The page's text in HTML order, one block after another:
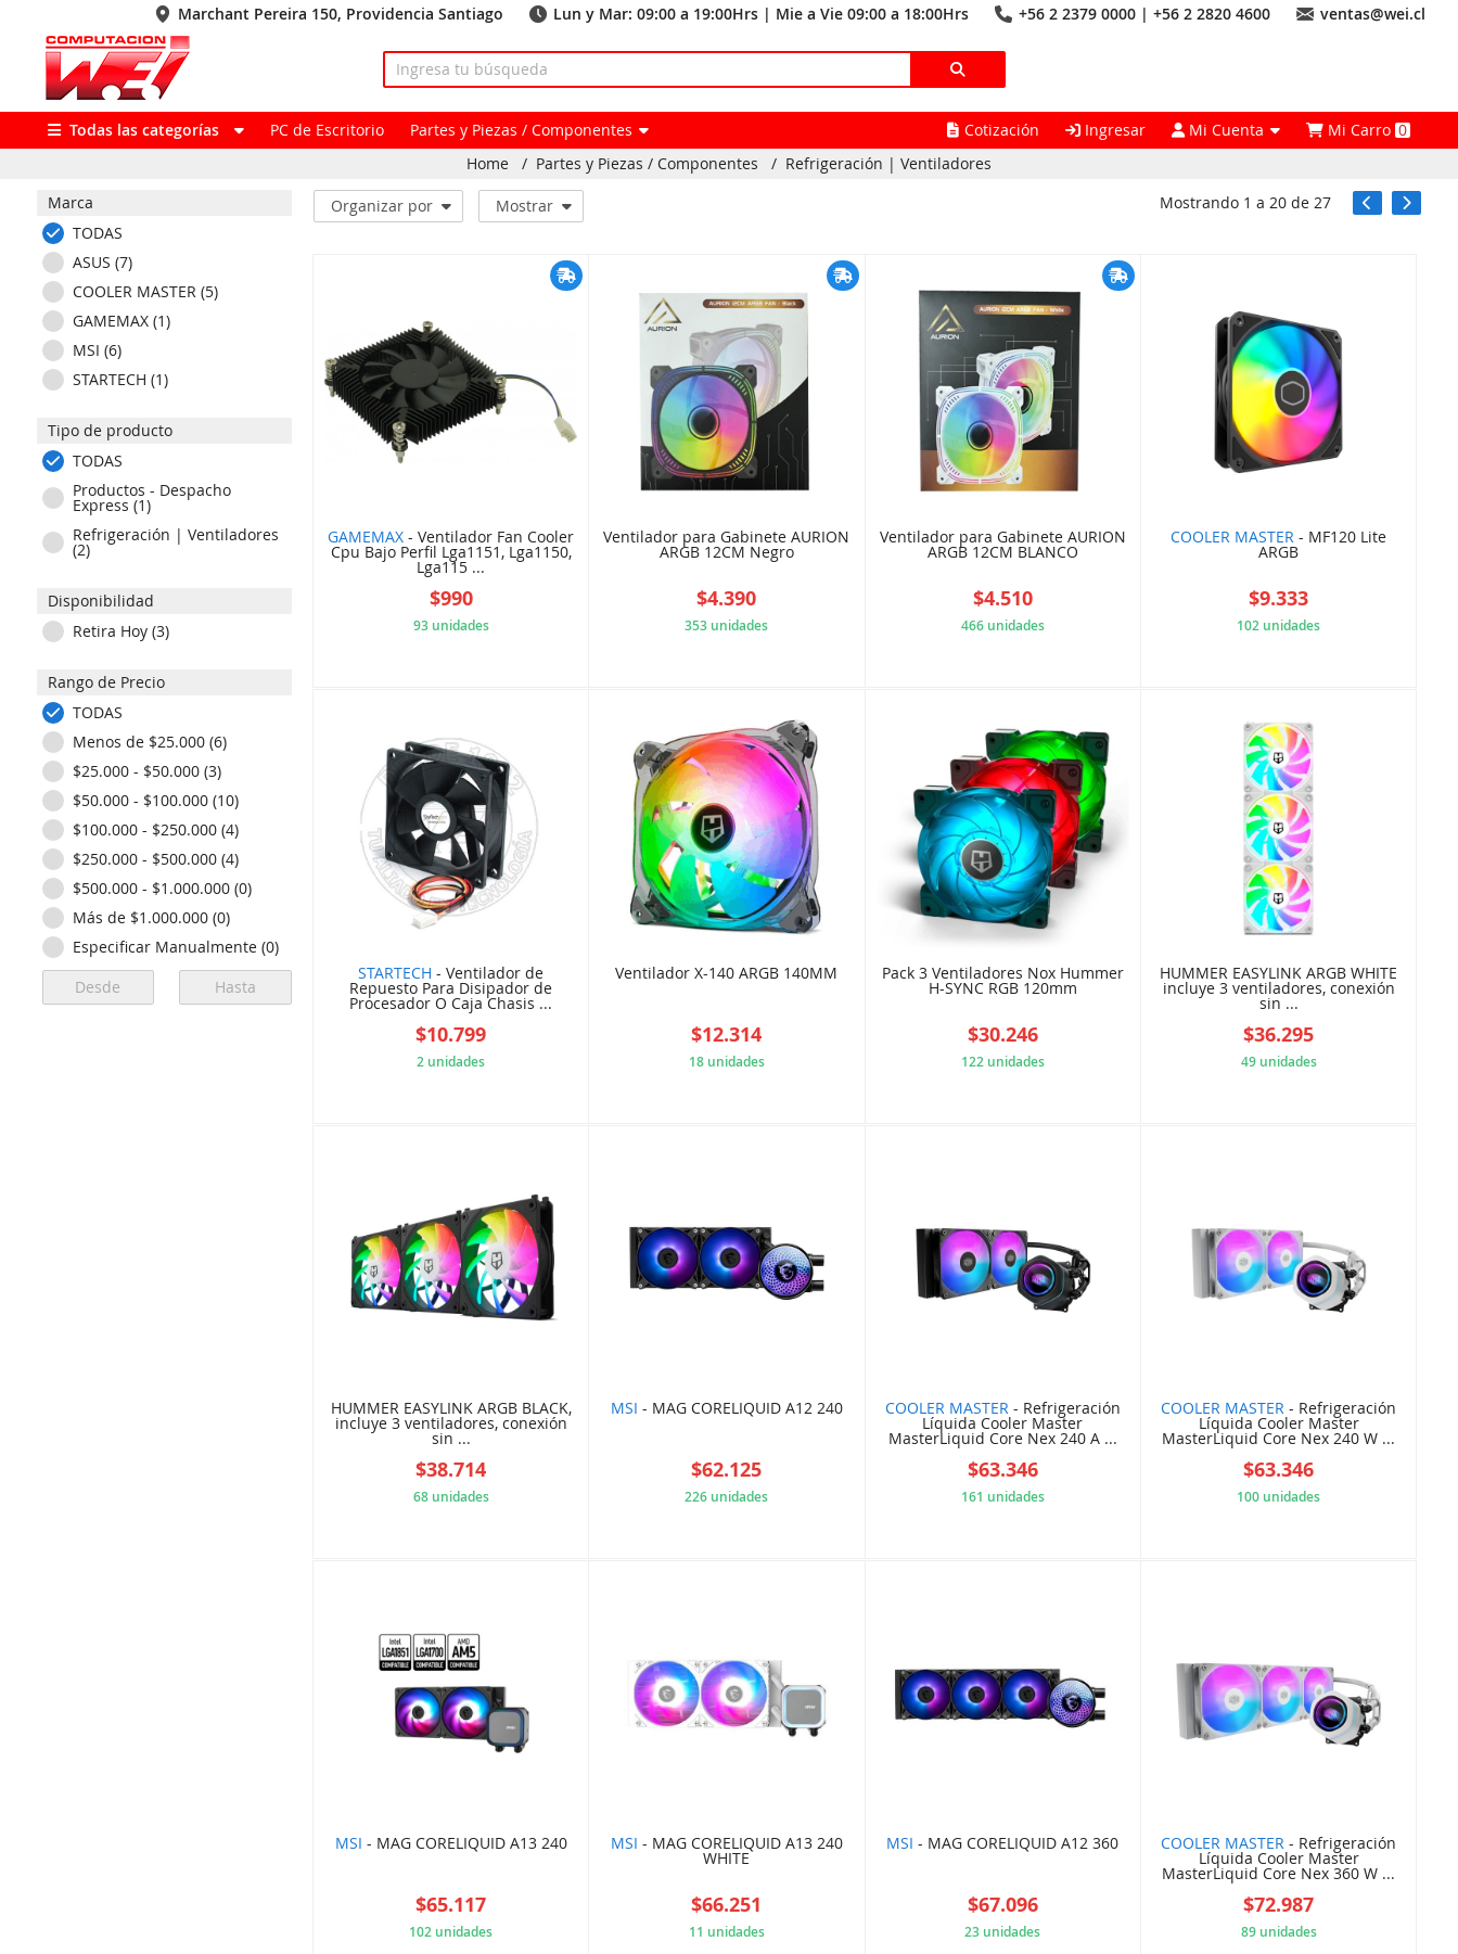
Marchant Pereira 150, Providencia Santiago Lun y Mar: 09:00 a 19:00Hrs | Mie a Vie 09:00 a 18:00Hrs +56 2 2379 0000 | +56 2 2820 4600 ventas@wei.cl
Todas las categorías PC de Escritorio Partes y Piezas / Componentes Cotización Ingresar Mi Cuenta Mi Carro0
Home
/ Partes y Piezas / Componentes / Refrigeración | Ventiladores
Marca
TODAS
ASUS (7)
COOLER MASTER (5)
GAMEMAX (1)
MSI (6)
STARTECH (1)
Tipo de producto
TODAS
Productos - Despacho
Express (1)
Refrigeración | Ventiladores
(2)
Disponibilidad
Retira Hoy (3)
Rango de Precio
TODAS
Menos de $25.000 (6)
$25.000 - $50.000 (3)
$50.000 - $100.000 (10)
$100.000 - $250.000 (4)
$250.000 - $500.000 (4)
$500.000 - $1.000.000 (0)
Más de $1.000.000 (0)
Especificar Manualmente (0)
Organizar por Mostrar Mostrando 1 a20 de27
GAMEMAX - Ventilador Fan Cooler
Cpu Bajo Perfil Lga1151, Lga1150,
Lga115 ...
$990
93 unidades
Ventilador para Gabinete AURION
ARGB 12CM Negro
$4.390
353 unidades
Ventilador para Gabinete AURION
ARGB 12CM BLANCO
$4.510
466 unidades
COOLER MASTER - MF120 Lite
ARGB
$9.333
102 unidades
STARTECH - Ventilador de
Repuesto Para Disipador de
Procesador O Caja Chasis ...
$10.799
2 unidades
Ventilador X-140 ARGB 140MM
$12.314
18 unidades
Pack 3 Ventiladores Nox Hummer
H-SYNC RGB 120mm
$30.246
122 unidades
HUMMER EASYLINK ARGB WHITE
incluye 3 ventiladores, conexión
sin ...
$36.295
49 unidades
HUMMER EASYLINK ARGB BLACK,
incluye 3 ventiladores, conexión
sin ...
$38.714
68 unidades
MSI - MAG CORELIQUID A12 240
$62.125
226 unidades
COOLER MASTER- Refrigeración
Líquida Cooler Master
MasterLiquid Core Nex 240 A ...
$63.346
161 unidades
COOLER MASTER - Refrigeración
Líquida Cooler Master
MasterLiquid Core Nex 240 W ...
$63.346
100 unidades
MSI - MAG CORELIQUID A13 240
$65.117
102 unidades
MSI - MAG CORELIQUID A13 240
WHITE
$66.251
11 unidades
MSI - MAG CORELIQUID A12 360
$67.096
23 unidades
COOLER MASTER - Refrigeración
Líquida Cooler Master
MasterLiquid Core Nex 360 W ...
$72.987
89 unidades